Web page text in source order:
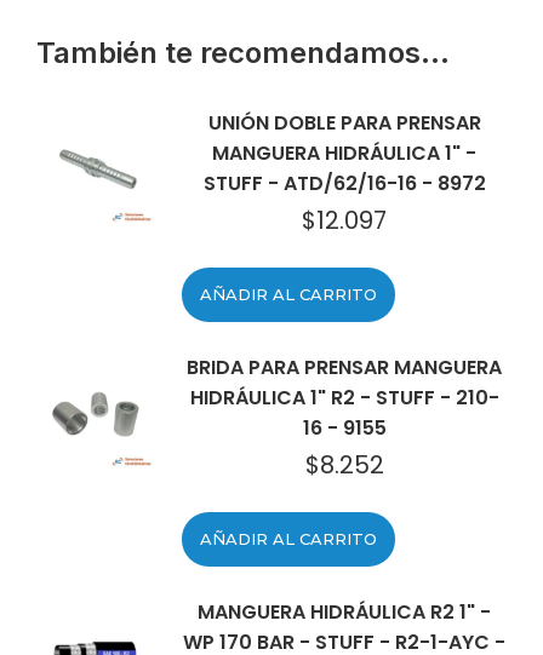
También te recomendamos…
UNIÓN DOBLE PARA PRENSAR
MANGUERA HIDRÁULICA 1" -
STUFF - ATD/62/16-16 - 8972
$12.097
AÑADIR AL CARRITO
BRIDA PARA PRENSAR MANGUERA
HIDRÁULICA 1" R2 - STUFF - 210-
16 - 9155
$8.252
AÑADIR AL CARRITO
MANGUERA HIDRÁULICA R2 1" -
WP 170 BAR - STUFF - R2-1-AYC -